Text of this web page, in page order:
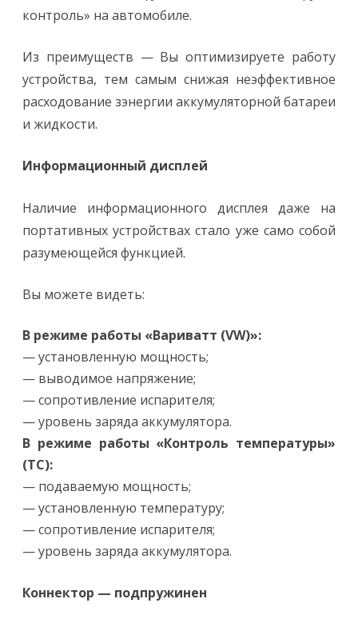
контроль» на автомобиле.
Из преимуществ — Вы оптимизируете работу
устройства, тем самым снижая неэффективное
расходование зэнергии аккумуляторной батареи
и жидкости.
Информационный дисплей
Наличие информационного дисплея даже на
портативных устройствах стало уже само собой
разумеющейся функцией.
Вы можете видеть:
В режиме работы «Вариватт (VW)»:
— установленную мощность;
— выводимое напряжение;
— сопротивление испарителя;
— уровень заряда аккумулятора.
В режиме работы «Контроль температуры»
(TC):
— подаваемую мощность;
— установленную температуру;
— сопротивление испарителя;
— уровень заряда аккумулятора.
Коннектор — подпружинен